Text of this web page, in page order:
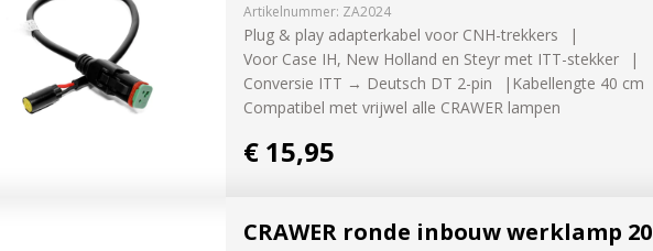
Artikelnummer: ZA2024
Plug & play adapterkabel voor CNH-trekkers
Voor Case IH, New Holland en Steyr met ITT-stekker
Conversie ITT → Deutsch DT 2-pin
Kabellengte 40 cm
Compatibel met vrijwel alle CRAWER lampen
€ 15,95
CRAWER ronde inbouw werklamp 20